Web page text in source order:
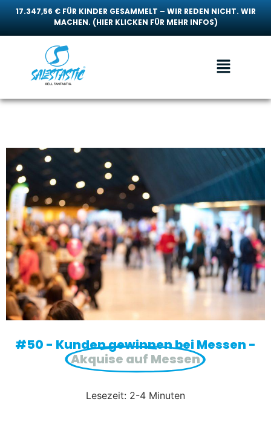
17.347,56 € FÜR KINDER GESAMMELT – WIR REDEN NICHT. WIR
MACHEN. (HIER KLICKEN FÜR MEHR INFOS)
#50 - Kunden gewinnen bei Messen -
Akquise auf Messen
Lesezeit: 2-4 Minuten